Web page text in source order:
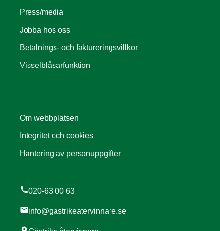
Press/media
Jobba hos oss
Betalnings- och faktureringsvillkor
Visselblåsarfunktion
Om webbplatsen
Integritet och cookies
Hantering av personuppgifter
call020-63 00 63
mailinfo@gastrikeatervinnare.se